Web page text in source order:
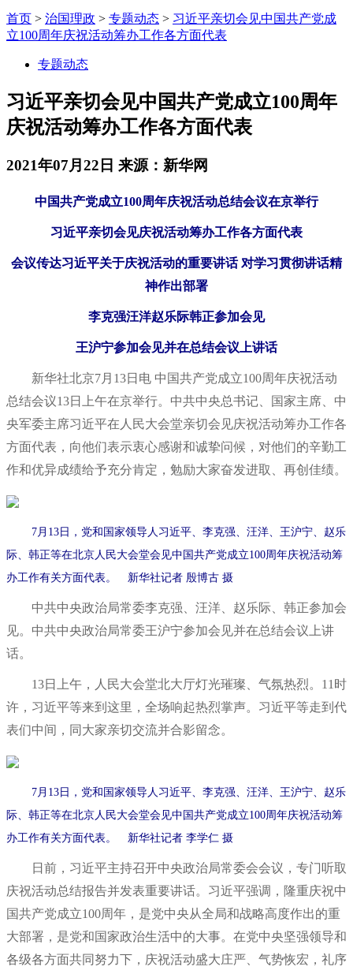
首页 > 治国理政 > 专题动态 > 习近平亲切会见中国共产党成
立100周年庆祝活动筹办工作各方面代表
专题动态
习近平亲切会见中国共产党成立100周年
庆祝活动筹办工作各方面代表
2021年07月22日 来源：新华网
中国共产党成立100周年庆祝活动总结会议在京举行
习近平亲切会见庆祝活动筹办工作各方面代表
会议传达习近平关于庆祝活动的重要讲话 对学习贯彻讲话精
神作出部署
李克强汪洋赵乐际韩正参加会见
王沪宁参加会见并在总结会议上讲话
新华社北京7月13日电 中国共产党成立100周年庆祝活动
总结会议13日上午在京举行。中共中央总书记、国家主席、中
央军委主席习近平在人民大会堂亲切会见庆祝活动筹办工作各
方面代表，向他们表示衷心感谢和诚挚问候，对他们的辛勤工
作和优异成绩给予充分肯定，勉励大家奋发进取、再创佳绩。
7月13日，党和国家领导人习近平、李克强、汪洋、王沪宁、赵乐
际、韩正等在北京人民大会堂会见中国共产党成立100周年庆祝活动筹
办工作有关方面代表。 新华社记者 殷博古 摄
中共中央政治局常委李克强、汪洋、赵乐际、韩正参加会
见。中共中央政治局常委王沪宁参加会见并在总结会议上讲
话。
13日上午，人民大会堂北大厅灯光璀璨、气氛热烈。11时
许，习近平等来到这里，全场响起热烈掌声。习近平等走到代
表们中间，同大家亲切交流并合影留念。
7月13日，党和国家领导人习近平、李克强、汪洋、王沪宁、赵乐
际、韩正等在北京人民大会堂会见中国共产党成立100周年庆祝活动筹
办工作有关方面代表。 新华社记者 李学仁 摄
日前，习近平主持召开中央政治局常委会会议，专门听取
庆祝活动总结报告并发表重要讲话。习近平强调，隆重庆祝中
国共产党成立100周年，是党中央从全局和战略高度作出的重
大部署，是党和国家政治生活中的大事。在党中央坚强领导和
各级各方面共同努力下，庆祝活动盛大庄严、气势恢宏，礼序